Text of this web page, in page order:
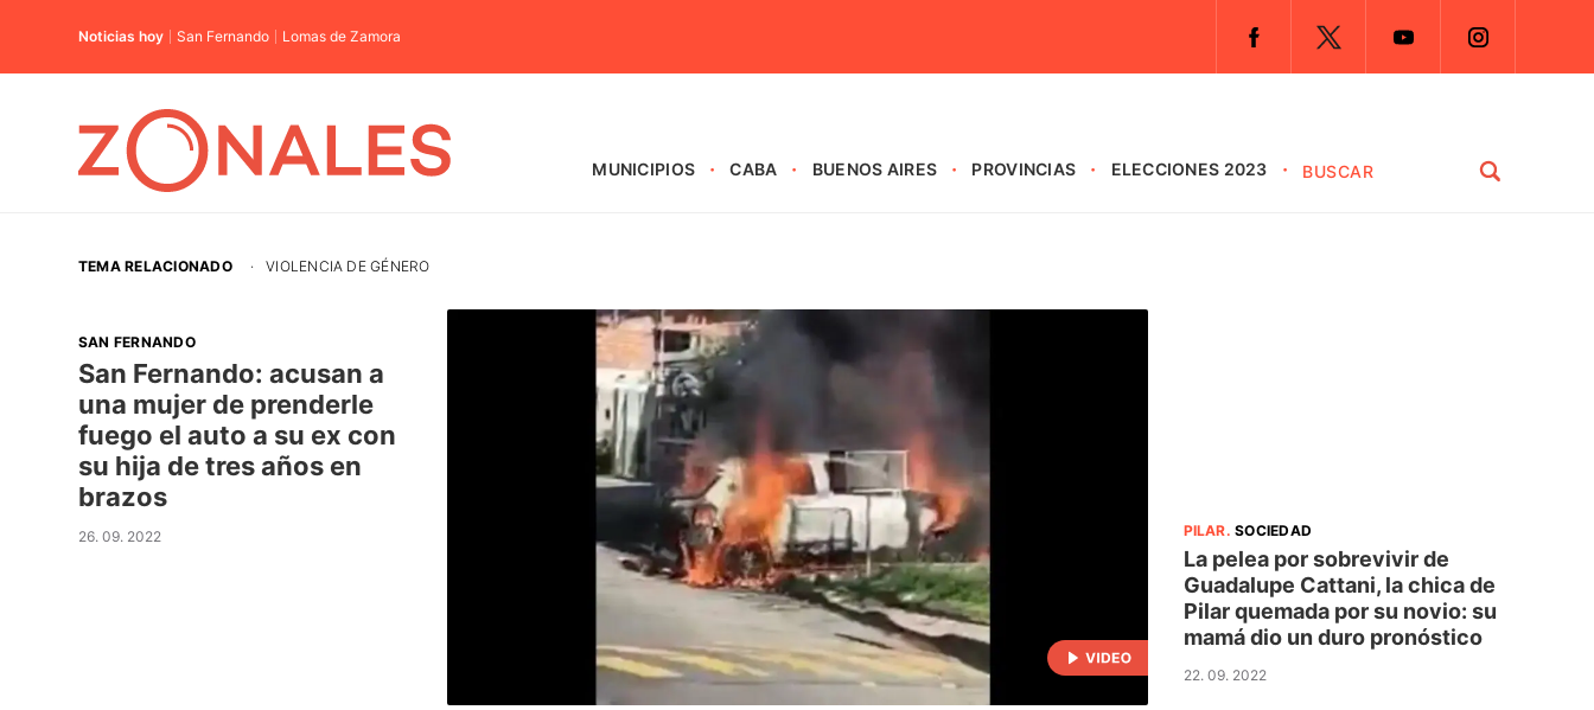
Noticias hoy San Fernando Lomas de Zamora
MUNICIPIOS CABA BUENOS AIRES PROVINCIAS ELECCIONES 2023
TEMA RELACIONADO · VIOLENCIA DE GÉNERO
SAN FERNANDO
San Fernando: acusan a
una mujer de prenderle
fuego el auto a su ex con
su hija de tres años en
brazos
26. 09. 2022 PILAR.SOCIEDAD
La pelea por sobrevivir de
Guadalupe Cattani, la chica de
Pilar quemada por su novio: su
mamá dio un duro pronóstico
22. 09. 2022